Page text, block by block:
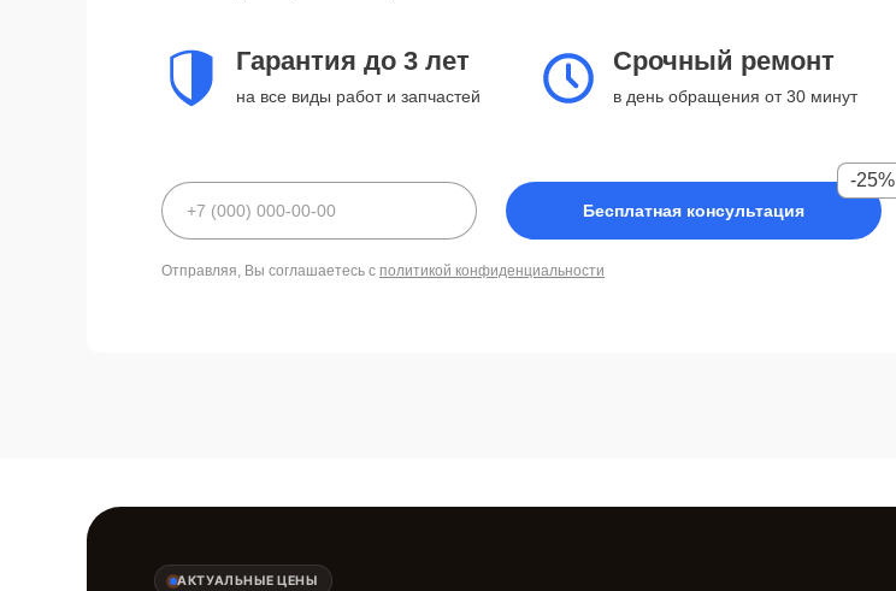
Гарантия до 3 лет
на все виды работ и запчастей
Срочный ремонт
в день обращения от 30 минут
Бесплатная консультация
-25%
Отправляя, Вы соглашаетесь с политикой конфиденциальности
АКТУАЛЬНЫЕ ЦЕНЫ